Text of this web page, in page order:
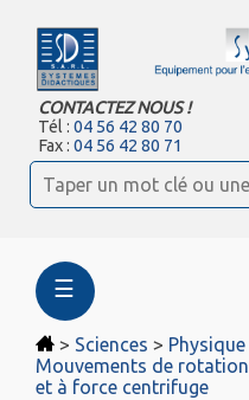
CONTACTEZ NOUS !
Tél :04 56 42 80 70
Fax :04 56 42 80 71
☰
> Sciences > Physique
Mouvements de rotation
et à force centrifuge